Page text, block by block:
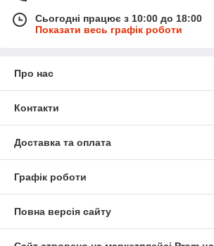
Сьогодні працює з 10:00 до 18:00
Показати весь графік роботи
Про нас
Контакти
Доставка та оплата
Графік роботи
Повна версія сайту